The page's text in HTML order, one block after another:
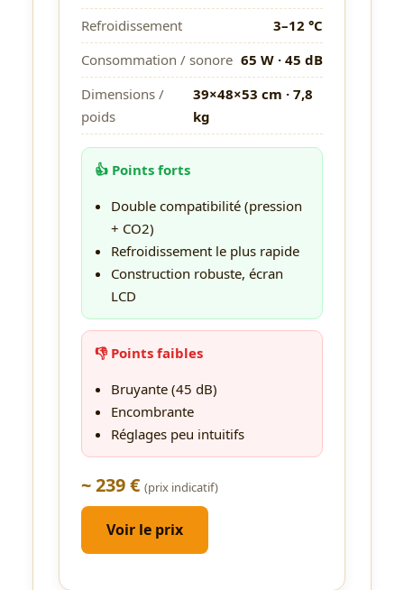
Refroidissement
3–12 °C
Consommation / sonore 65 W · 45 dB
Dimensions /
poids
39×48×53 cm · 7,8
kg
👍 Points forts
Double compatibilité (pression
+ CO2)
Refroidissement le plus rapide
Construction robuste, écran
LCD
👎 Points faibles
Bruyante (45 dB)
Encombrante
Réglages peu intuitifs
~ 239 € (prix indicatif)
Voir le prix